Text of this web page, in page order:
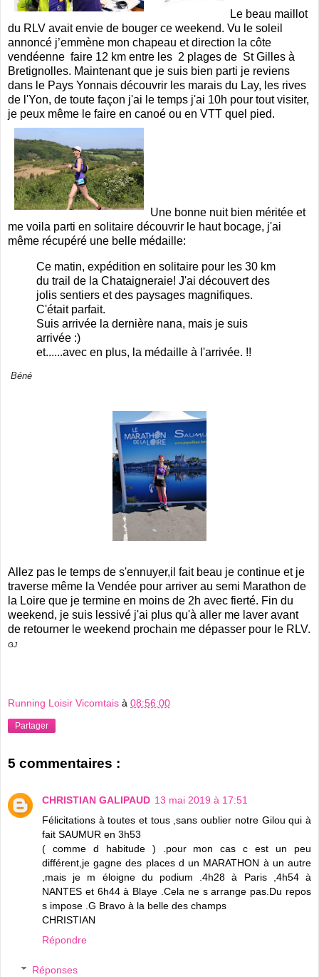
Le beau maillot
du RLV avait envie de bouger ce weekend. Vu le soleil
annoncé j’emmène mon chapeau et direction la côte
vendéenne faire 12 km entre les 2 plages de St Gilles à
Bretignolles. Maintenant que je suis bien parti je reviens
dans le Pays Yonnais découvrir les marais du Lay, les rives
de l'Yon, de toute façon j'ai le temps j'ai 10h pour tout visiter,
je peux même le faire en canoé ou en VTT quel pied.
Une bonne nuit bien méritée et
me voila parti en solitaire découvrir le haut bocage, j'ai
même récupéré une belle médaille:
Ce matin, expédition en solitaire pour les 30 km
du trail de la Chataigneraie! J'ai découvert des
jolis sentiers et des paysages magnifiques.
C'était parfait.
Suis arrivée la dernière nana, mais je suis
arrivée :)
et......avec en plus, la médaille à l'arrivée. !!
Béné
Allez pas le temps de s'ennuyer,il fait beau je continue et je
traverse même la Vendée pour arriver au semi Marathon de
la Loire que je termine en moins de 2h avec fierté. Fin du
weekend, je suis lessivé j'ai plus qu'à aller me laver avant
de retourner le weekend prochain me dépasser pour le RLV.
GJ
Running Loisir Vicomtais à 08:56:00
Partager
5 commentaires :
CHRISTIAN GALIPAUD 13 mai 2019 à 17:51
Félicitations à toutes et tous ,sans oublier notre Gilou qui à
fait SAUMUR en 3h53
( comme d habitude ) .pour mon cas c est un peu
différent,je gagne des places d un MARATHON à un autre
,mais je m éloigne du podium .4h28 à Paris ,4h54 à
NANTES et 6h44 à Blaye .Cela ne s arrange pas.Du repos
s impose .G Bravo à la belle des champs
CHRISTIAN
Répondre
Réponses